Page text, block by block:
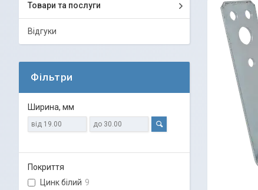
Товари та послуги
Відгуки
Фільтри
Ширина, мм
Покриття
Цинк білий 9